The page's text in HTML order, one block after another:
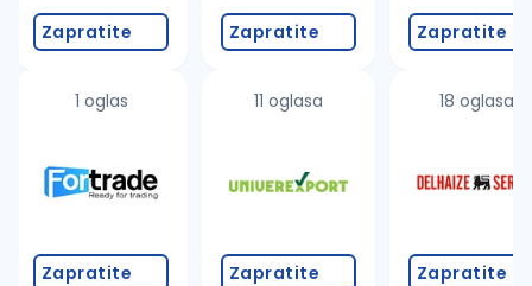
Zapratite
1 oglas
Zapratite
Zapratite
11 oglasa
Zapratite
Zapratite
18 oglasa
Zapratite